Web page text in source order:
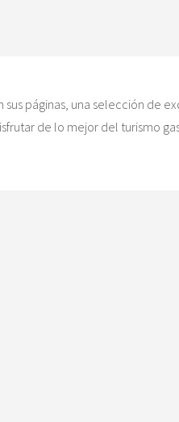
páginas, una selección de
de lo mejor del turismo